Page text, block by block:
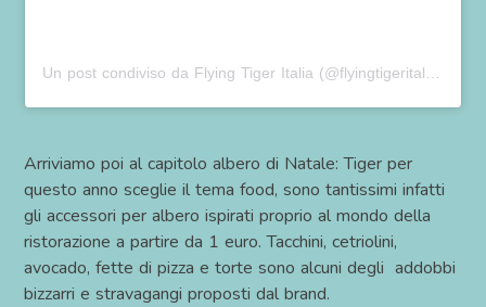
Arriviamo poi al capitolo albero di Natale: Tiger per
questo anno sceglie il tema food, sono tantissimi infatti
gli accessori per albero ispirati proprio al mondo della
ristorazione a partire da 1 euro. Tacchini, cetriolini,
avocado, fette di pizza e torte sono alcuni degli addobbi
bizzarri e stravagangi proposti dal brand.